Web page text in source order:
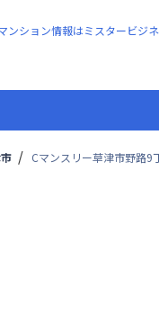
ンション情報はミスタービジ
Cマンスリー草津市野路9